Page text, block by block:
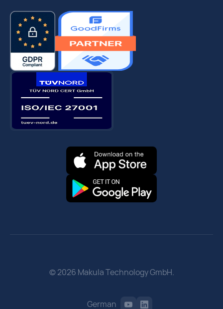
© 2026 Makula Technology GmbH.
German